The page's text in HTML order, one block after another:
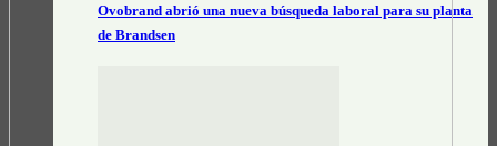
Ovobrand abrió una nueva búsqueda laboral para su planta
de Brandsen